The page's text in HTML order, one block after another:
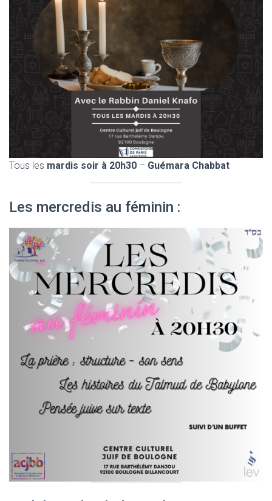
Tous les mardis soir à 20h30 – Guémara Chabbat
Les mercredis au féminin :